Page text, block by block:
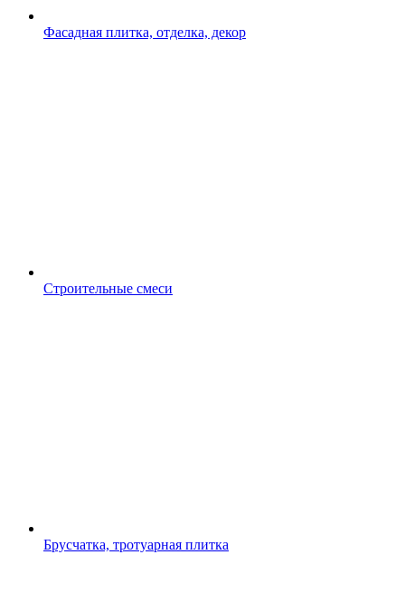
Фасадная плитка, отделка, декор
Строительные смеси
Брусчатка, тротуарная плитка